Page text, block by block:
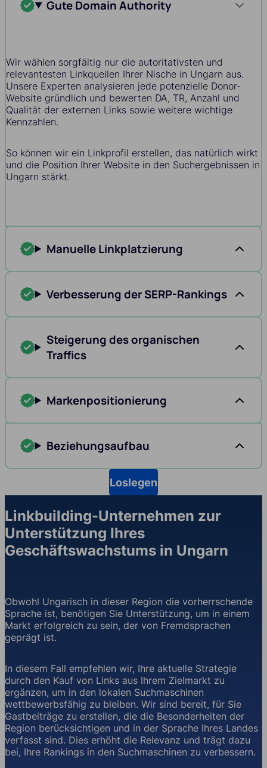
Gute Domain Authority
Wir wählen sorgfältig nur die autoritativsten und
relevantesten Linkquellen Ihrer Nische in Ungarn aus.
Unsere Experten analysieren jede potenzielle Donor-
Website gründlich und bewerten DA, TR, Anzahl und
Qualität der externen Links sowie weitere wichtige
Kennzahlen.
So können wir ein Linkprofil erstellen, das natürlich wirkt
und die Position Ihrer Website in den Suchergebnissen in
Ungarn stärkt.
Manuelle Linkplatzierung
Verbesserung der SERP-Rankings
Steigerung des organischen
Traffics
Markenpositionierung
Beziehungsaufbau
Loslegen
Linkbuilding-Unternehmen zur
Unterstützung Ihres
Geschäftswachstums in Ungarn
Obwohl Ungarisch in dieser Region die vorherrschende
Sprache ist, benötigen Sie Unterstützung, um in einem
Markt erfolgreich zu sein, der von Fremdsprachen
geprägt ist.
In diesem Fall empfehlen wir, Ihre aktuelle Strategie
durch den Kauf von Links aus Ihrem Zielmarkt zu
ergänzen, um in den lokalen Suchmaschinen
wettbewerbsfähig zu bleiben. Wir sind bereit, für Sie
Gastbeiträge zu erstellen, die die Besonderheiten der
Region berücksichtigen und in der Sprache Ihres Landes
verfasst sind. Dies erhöht die Relevanz und trägt dazu
bei, Ihre Rankings in den Suchmaschinen zu verbessern.